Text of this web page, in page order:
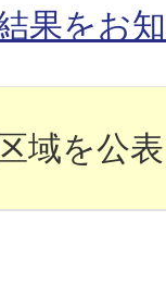
果をお
域を公